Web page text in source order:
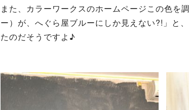
また、カラーワークスのホームページこの色を
ー）が、へぐら屋ブルーにしか見えない?!」と
たのだそうですよ♪